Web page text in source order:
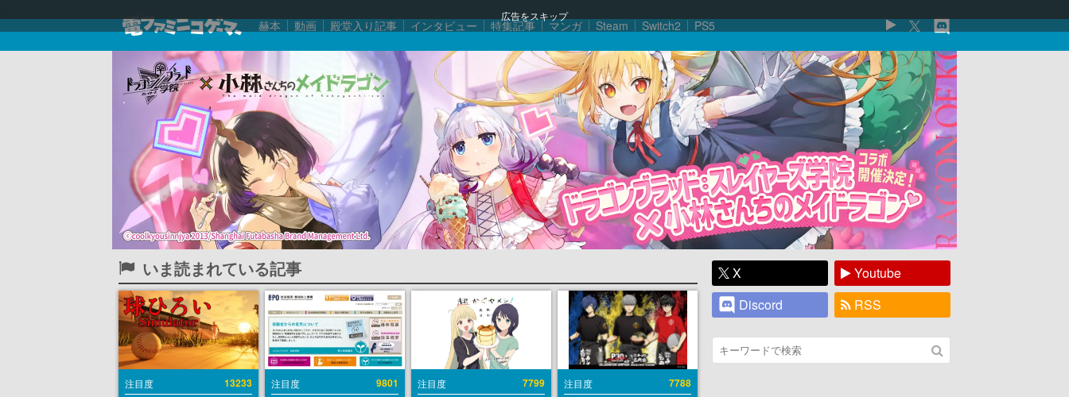
広告をスキップ
赫本 動画 殿堂入り記事 インタビュー 特集記事 マンガ Steam Switch2 PS5
いま読まれている記事
注目度 13233 注目度 9801 注目度 7799 注目度 7788
X
Youtube
Discord
RSS